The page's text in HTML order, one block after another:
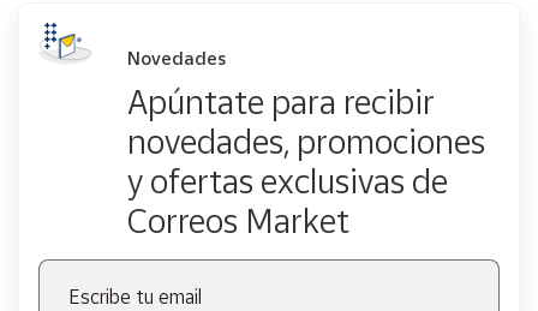
Novedades
Apúntate para recibir
novedades, promociones
y ofertas exclusivas de
Correos Market
Escribe tu email